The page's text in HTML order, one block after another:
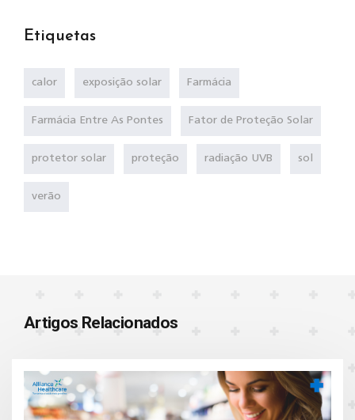
Etiquetas
calor exposição solar Farmácia
Farmácia Entre As Pontes Fator de Proteção Solar
protetor solar proteção radiação UVB sol
verão
Artigos Relacionados